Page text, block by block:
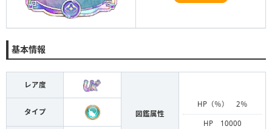
基本情報
レア度
図鑑属性
HP（％） 2％
HP 10000
タイプ